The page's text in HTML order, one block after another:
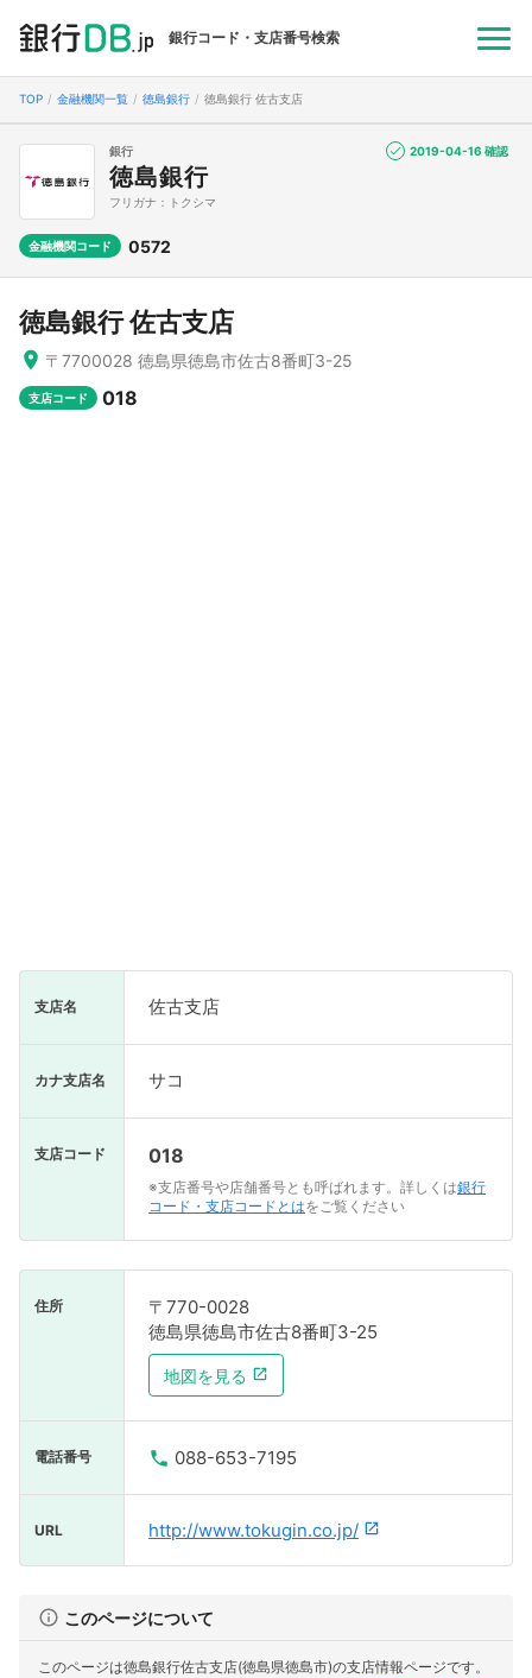
銀行コード・支店番号検索
TOP 金融機関一覧 徳島銀行 徳島銀行 佐古支店
銀行
徳島銀行
フリガナ：トクシマ
金融機関コード 0572
2019-04-16 確認
徳島銀行 佐古支店
〒7700028 徳島県徳島市佐古8番町3-25
支店コード 018
支店名 佐古支店
カナ支店名 サコ
支店コード 018
※支店番号や店舗番号とも呼ばれます。詳しくは銀行
コード・支店コードとはをご覧ください
住所
〒770-0028
徳島県徳島市佐古8番町3-25
地図を見る
電話番号 088-653-7195
URL http://www.tokugin.co.jp/
このページについて
このページは徳島銀行佐古支店(徳島県徳島市)の支店情報ページです。